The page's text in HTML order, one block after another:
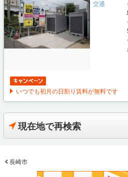
交通
いつでも初月の日割り賃料が無料です
現在地で再検索
長崎市